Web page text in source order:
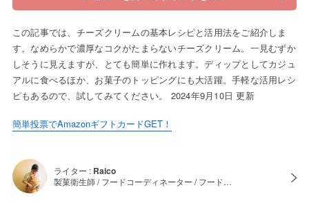
この記事では、チーズクリームの基本レシピと活用法をご紹介しま
す。なめらかで濃厚なコクがたまらないチーズクリーム。一見むずか
しそうに見えますが、とても簡単に作れます。ディップとしてカジュ
アルに食べるほか、お菓子のトッピングにも大活躍。手軽な活用レシ
ピもあるので、試してみてください。 2024年9月10日 更新
簡単投票でAmazonギフトカードGET！
ライター : Raico
製菓衛生師 / フードコーディネーター / フード…